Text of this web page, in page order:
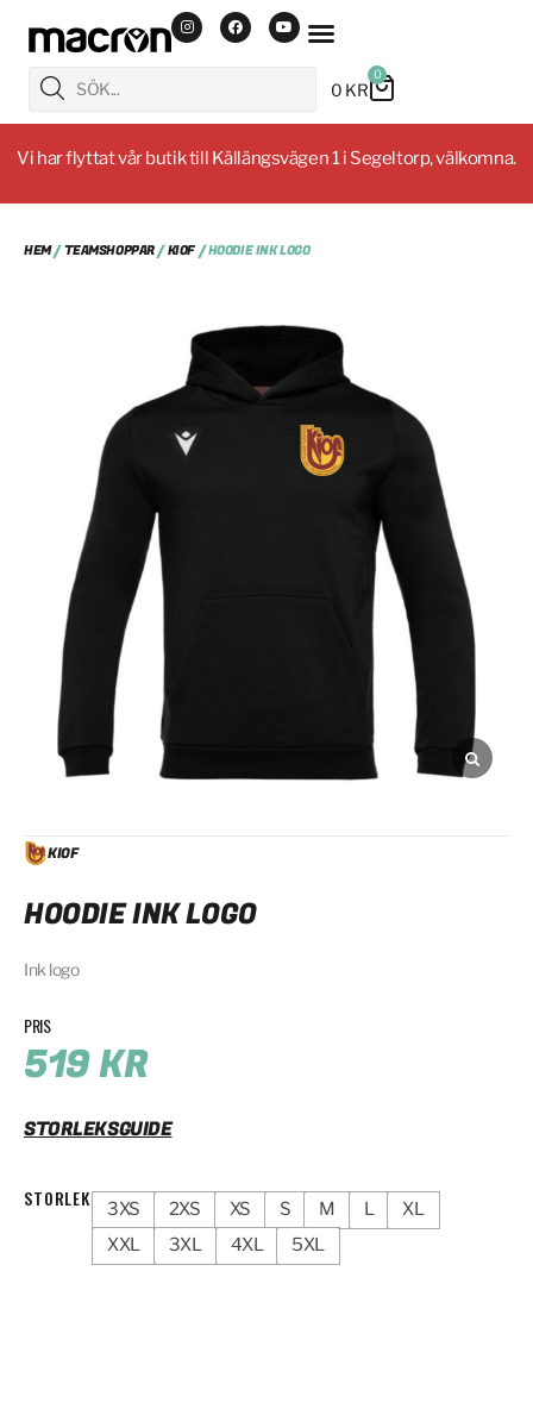
0 KR
0
Vi har flyttat vår butik till Källängsvägen 1 i Segeltorp, välkomna.
HEM/TEAMSHOPPAR/KIOF/ HOODIE INK LOGO
KIOF
HOODIE INK LOGO
Ink logo
519KR
STORLEKSGUIDE
STORLEK 3XS 2XS XS S M L
XL
XXL
3XL 4XL 5XL